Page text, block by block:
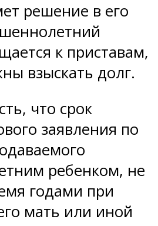
решение в его
к приставам,
взыскать долг.
что срок
заявления по
ребенком, не
годами при
мать или иной